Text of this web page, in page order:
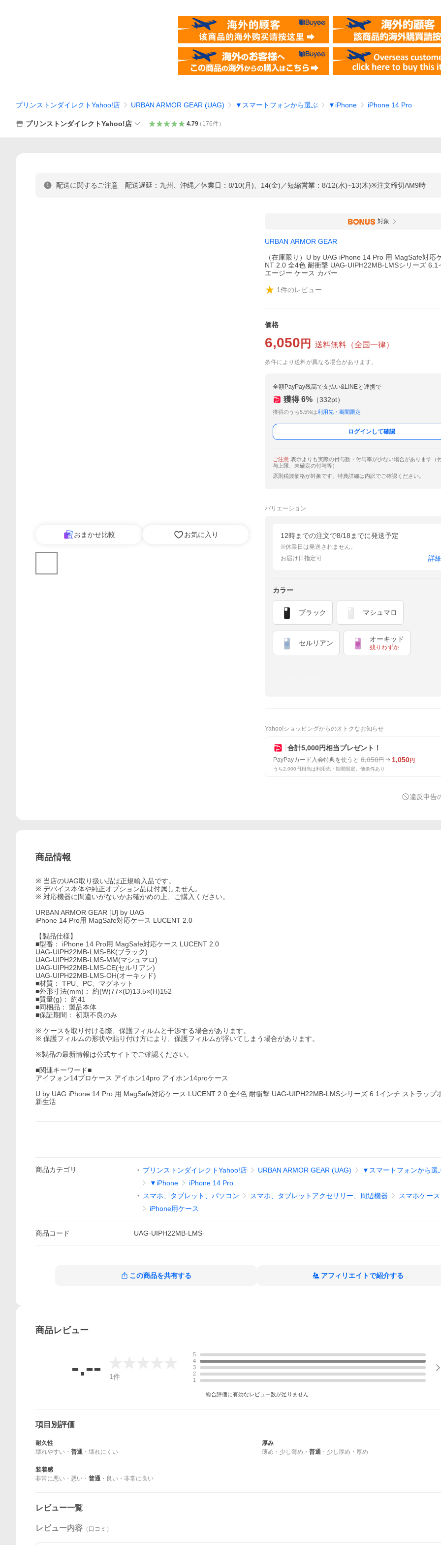
プリンストンダイレクトYahoo!店 URBAN ARMOR GEAR (UAG) ▼スマートフォンから選ぶ ▼iPhone iPhone 14 Pro
プリンストンダイレクトYahoo!店 4.79（ 176件）
配送に関するご注意 配送遅延：九州、沖縄／休業日：8/10(月)、14(金)／短縮営業：8/12(水)~13(木)※注文締切AM9時
おまかせ比較 お気に入り
対象
URBAN ARMOR GEAR
（在庫限り）U by UAG iPhone 14 Pro 用 MagSafe対応
NT 2.0 全4色 耐衝撃 UAG-UIPH22MB-LMSシリーズ 6.1
エージー ケース カバー
1件のレビュー
価格
6,050 円 送料無料 （全国一律）
条件により送料が異なる場合があります。
全額PayPay残高で支払い&LINEと連携で
獲得 6% （332pt）
獲得のうち5.5%は利用先・期間限定
ログインして確認
ご注意 表示よりも実際の付与数・付与率が少ない場合があります（
与上限、未確定の付与等）
原則税抜価格が対象です。特典詳細は内訳でご確認ください。
バリエーション
12時までの注文で8/18までに発送予定
※休業日は発送されません。
お届け日指定可
詳
カラー
ブラック マシュマロ
セルリアン オーキッド
残りわずか
Yahoo!ショッピングからのオトクなお知らせ
合計5,000円相当プレゼント！
PayPayカード入会特典を使うと 6,050円 1,050円
うち2,000円相当は利用先・期間限定。他条件あり
違反申告
商品情報
※ 当店のUAG取り扱い品は正規輸入品です。
※ デバイス本体や純正オプション品は付属しません。
※ 対応機器に間違いがないかお確かめの上、ご購入ください。
URBAN ARMOR GEAR [U] by UAG
iPhone 14 Pro用 MagSafe対応ケース LUCENT 2.0
【製品仕様】
■型番： iPhone 14 Pro用 MagSafe対応ケース LUCENT 2.0
UAG-UIPH22MB-LMS-BK(ブラック)
UAG-UIPH22MB-LMS-MM(マシュマロ)
UAG-UIPH22MB-LMS-CE(セルリアン)
UAG-UIPH22MB-LMS-OH(オーキッド)
■材質： TPU、PC、マグネット
■外形寸法(mm)： 約(W)77×(D)13.5×(H)152
■質量(g)： 約41
■同梱品： 製品本体
■保証期間： 初期不良のみ
※ ケースを取り付ける際、保護フィルムと干渉する場合があります。
※ 保護フィルムの形状や貼り付け方により、保護フィルムが浮いてしまう場合があります。
※製品の最新情報は公式サイトでご確認ください。
■関連キーワード■
アイフォン14プロケース アイホン14pro アイホン14proケース
U by UAG iPhone 14 Pro 用 MagSafe対応ケース LUCENT 2.0 全4色 耐衝撃 UAG-UIPH22MB-LMSシリーズ 6.1インチ ストラップ
新生活
商品カテゴリ プリンストンダイレクトYahoo!店 URBAN ARMOR GEAR (UAG)
▼スマートフォンから選
▼iPhone
iPhone 14 Pro
スマホ、タブレット、パソコン
スマホ、タブレットアクセサリー、周辺機器
スマホケー
iPhone用ケース
商品コード UAG-UIPH22MB-LMS-
この商品を共有する アフィリエイトで紹介する
商品レビュー
-.-- 1件
5
4
3
2
1
総合評価に有効なレビュー数が足りません
項目別評価
耐久性
壊れやすい ・ 普通 ・ 壊れにくい
厚み
薄め ・ 少し薄め ・ 普通 ・ 少し厚め ・ 厚め
装着感
非常に悪い ・ 悪い ・ 普通 ・ 良い ・ 非常に良い
レビュー一覧
レビュー内容 （口コミ）